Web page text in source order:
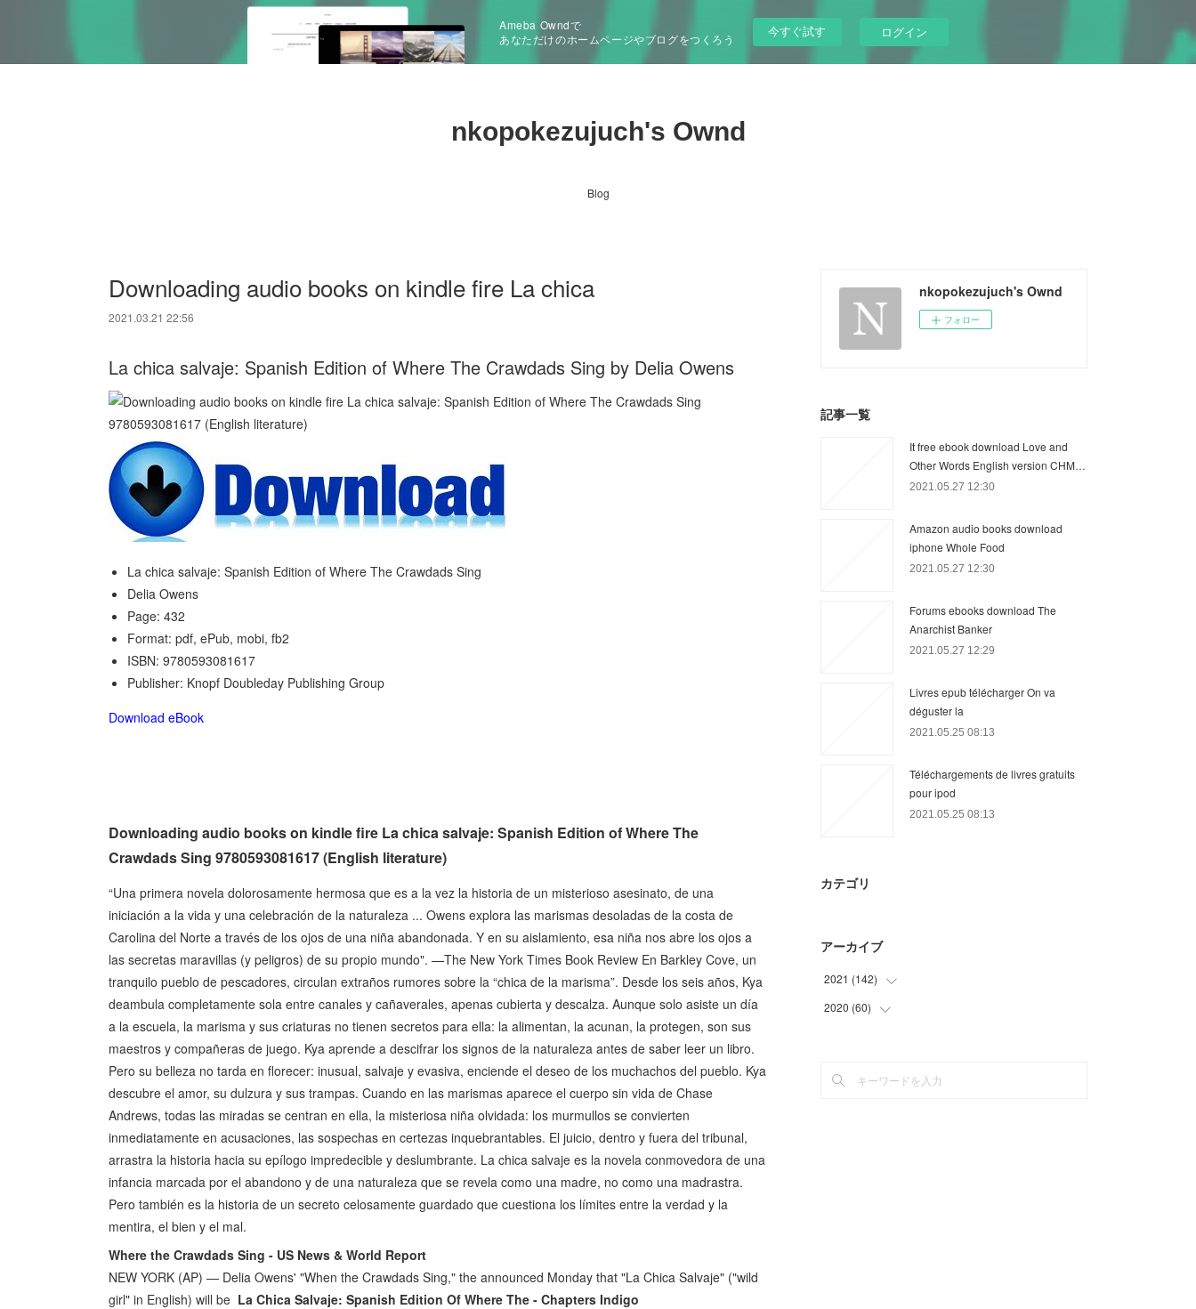
Ameba Owndで
あなただけのホームページやブログをつくろう
今すぐ試す ログイン
nkopokezujuch's Ownd
Blog
Downloading audio books on kindle fire La chica
2021.03.21 22:56
La chica salvaje: Spanish Edition of Where The Crawdads Sing by Delia Owens
La chica salvaje: Spanish Edition of Where The Crawdads Sing
Delia Owens
Page: 432
Format: pdf, ePub, mobi, fb2
ISBN: 9780593081617
Publisher: Knopf Doubleday Publishing Group
Download eBook
Downloading audio books on kindle fire La chica salvaje: Spanish Edition of Where The
Crawdads Sing 9780593081617 (English literature)
“Una primera novela dolorosamente hermosa que es a la vez la historia de un misterioso asesinato, de una
iniciación a la vida y una celebración de la naturaleza ... Owens explora las marismas desoladas de la costa de
Carolina del Norte a través de los ojos de una niña abandonada. Y en su aislamiento, esa niña nos abre los ojos a
las secretas maravillas (y peligros) de su propio mundo". —The New York Times Book Review En Barkley Cove, un
tranquilo pueblo de pescadores, circulan extraños rumores sobre la “chica de la marisma”. Desde los seis años, Kya
deambula completamente sola entre canales y cañaverales, apenas cubierta y descalza. Aunque solo asiste un día
a la escuela, la marisma y sus criaturas no tienen secretos para ella: la alimentan, la acunan, la protegen, son sus
maestros y compañeras de juego. Kya aprende a descifrar los signos de la naturaleza antes de saber leer un libro.
Pero su belleza no tarda en florecer: inusual, salvaje y evasiva, enciende el deseo de los muchachos del pueblo. Kya
descubre el amor, su dulzura y sus trampas. Cuando en las marismas aparece el cuerpo sin vida de Chase
Andrews, todas las miradas se centran en ella, la misteriosa niña olvidada: los murmullos se convierten
inmediatamente en acusaciones, las sospechas en certezas inquebrantables. El juicio, dentro y fuera del tribunal,
arrastra la historia hacia su epílogo impredecible y deslumbrante. La chica salvaje es la novela conmovedora de una
infancia marcada por el abandono y de una naturaleza que se revela como una madre, no como una madrastra.
Pero también es la historia de un secreto celosamente guardado que cuestiona los límites entre la verdad y la
mentira, el bien y el mal.
Where the Crawdads Sing - US News & World Report
NEW YORK (AP) — Delia Owens' "When the Crawdads Sing," the announced Monday that "La Chica Salvaje" ("wild
girl" in English) will be La Chica Salvaje: Spanish Edition Of Where The - Chapters Indigo
nkopokezujuch's Ownd
フォロー
記事一覧
It free ebook download Love and
Other Words English version CHM…
2021.05.27 12:30
Amazon audio books download
iphone Whole Food
2021.05.27 12:30
Forums ebooks download The
Anarchist Banker
2021.05.27 12:29
Livres epub télécharger On va
déguster la
2021.05.25 08:13
Téléchargements de livres gratuits
pour ipod
2021.05.25 08:13
カテゴリ
アーカイブ
2021 (142)
(39
)
(
2020 (60)
(